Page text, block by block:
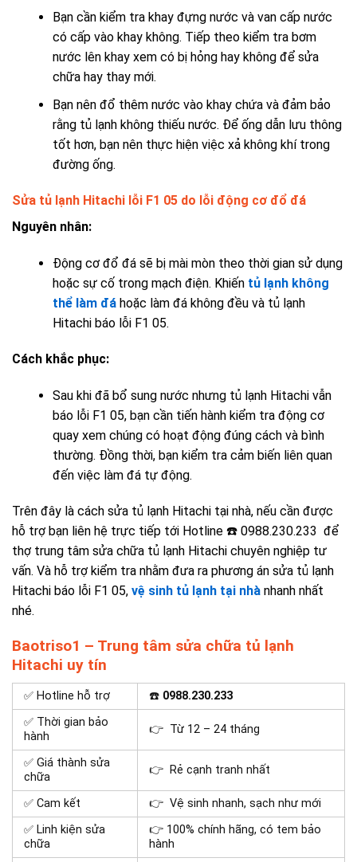
Bạn cần kiểm tra khay đựng nước và van cấp nước
có cấp vào khay không. Tiếp theo kiểm tra bơm
nước lên khay xem có bị hỏng hay không để sửa
chữa hay thay mới.
Bạn nên đổ thêm nước vào khay chứa và đảm bảo
rằng tủ lạnh không thiếu nước. Để ống dẫn lưu thông
tốt hơn, bạn nên thực hiện việc xả không khí trong
đường ống.
Sửa tủ lạnh Hitachi lỗi F1 05 do lỗi động cơ đổ đá
Nguyên nhân:
Động cơ đổ đá sẽ bị mài mòn theo thời gian sử dụng
hoặc sự cố trong mạch điện. Khiến tủ lạnh không
thể làm đáhoặc làm đá không đều và tủ lạnh
Hitachi báo lỗi F1 05.
Cách khắc phục:
Sau khi đã bổ sung nước nhưng tủ lạnh Hitachi vẫn
báo lỗi F1 05, bạn cần tiến hành kiểm tra động cơ
quay xem chúng có hoạt động đúng cách và bình
thường. Đồng thời, bạn kiểm tra cảm biến liên quan
đến việc làm đá tự động.
Trên đây là cách sửa tủ lạnh Hitachi tại nhà, nếu cần được
hỗ trợ bạn liên hệ trực tiếp tới Hotline ☎️ 0988.230.233 để
thợ trung tâm sửa chữa tủ lạnh Hitachi chuyên nghiệp tư
vấn. Và hỗ trợ kiểm tra nhằm đưa ra phương án sửa tủ lạnh
Hitachi báo lỗi F1 05, vệ sinh tủ lạnh tại nhà nhanh nhất
nhé.
Baotriso1 – Trung tâm sửa chữa tủ lạnh
Hitachi uy tín
✅ Hotline hỗ trợ ☎️ 0988.230.233
✅ Thời gian bảo
hành
👉 Từ 12 – 24 tháng
✅ Giá thành sửa
chữa
👉 Rẻ cạnh tranh nhất
✅ Cam kết
👉 Vệ sinh nhanh, sạch như mới
✅ Linh kiện sửa
chữa
👉 100% chính hãng, có tem bảo
hành